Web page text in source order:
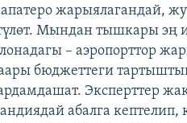
жарыялагандай,
Мындан тышкары эң
– аэропорттор
бюджеттеги
Эксперттер
абалга кептелип,